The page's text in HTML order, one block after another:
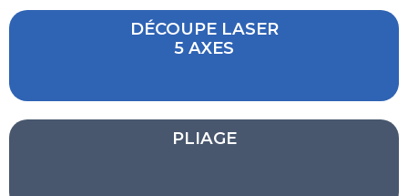
DÉCOUPE LASER
5 AXES
PLIAGE